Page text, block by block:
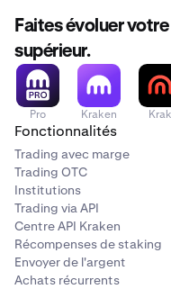
Faites évoluer
supérieur.
Pro Kraken Krak
Fonctionnalités
Trading avec marge
Trading OTC
Institutions
Trading via API
Centre API Kraken
Récompenses de staking
Envoyer de l'argent
Achats récurrents